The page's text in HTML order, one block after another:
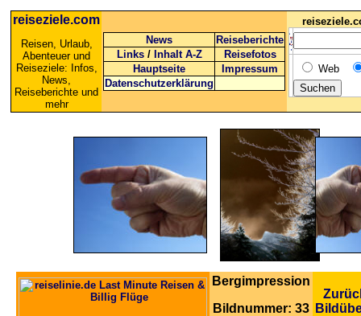
reiseziele.com
Reisen, Urlaub,
Abenteuer und
Reiseziele: Infos,
News,
Reiseberichte und
mehr
News
Reiseberichte
Links / Inhalt A-Z
Reisefotos
Hauptseite
Impressum
Datenschutzerklärung
Web
Bergimpression
Bildnummer: 33